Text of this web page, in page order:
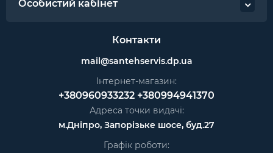
Особистий кабінет
Контакти
mail@santehservis.dp.ua
Інтернет-магазин:
+380960933232 +380994941370
Адреса точки видачі:
м.Дніпро, Запорізьке шосе, буд.27
Графік роботи: